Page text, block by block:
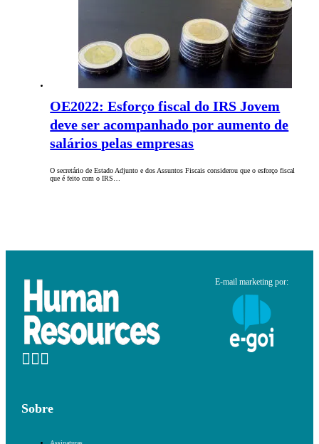
OE2022: Esforço fiscal do IRS Jovem
deve ser acompanhado por aumento de
salários pelas empresas
O secretário de Estado Adjunto e dos Assuntos Fiscais considerou que o esforço fiscal
que é feito com o IRS…
E-mail marketing por:
Sobre